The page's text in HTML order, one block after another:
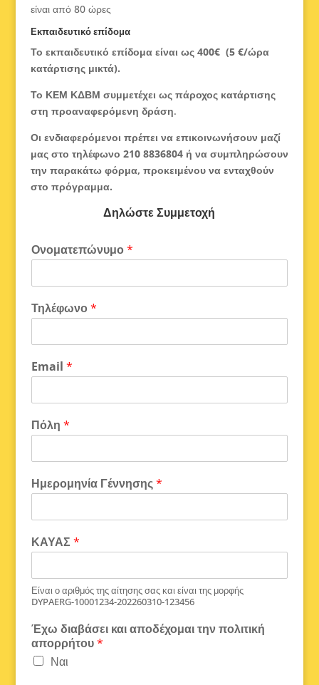
είναι από 80 ώρες
Εκπαιδευτικό επίδομα
Το εκπαιδευτικό επίδομα είναι ως 400€ (5 €/ώρα
κατάρτισης μικτά).
Το ΚΕΜ ΚΔΒΜ συμμετέχει ως πάροχος κατάρτισης
στη προαναφερόμενη δράση.
Οι ενδιαφερόμενοι πρέπει να επικοινωνήσουν μαζί
μας στο τηλέφωνο 210 8836804 ή να συμπληρώσουν
την παρακάτω φόρμα, προκειμένου να ενταχθούν
στο πρόγραμμα.
Δηλώστε Συμμετοχή
Ονοματεπώνυμο *
Τηλέφωνο *
Email *
Πόλη *
Ημερομηνία Γέννησης*
ΚΑΥΑΣ *
Είναι ο αριθμός της αίτησης σας και είναι της μορφής
DYPAERG-10001234-202260310-123456
Έχω διαβάσει και αποδέχομαι την πολιτική
απορρήτου*
Ναι